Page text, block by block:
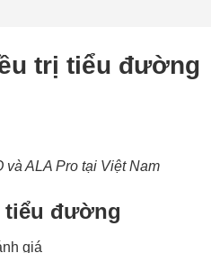
trị tiểu đường
và ALA Pro tại Việt Nam
tiểu đường
giá